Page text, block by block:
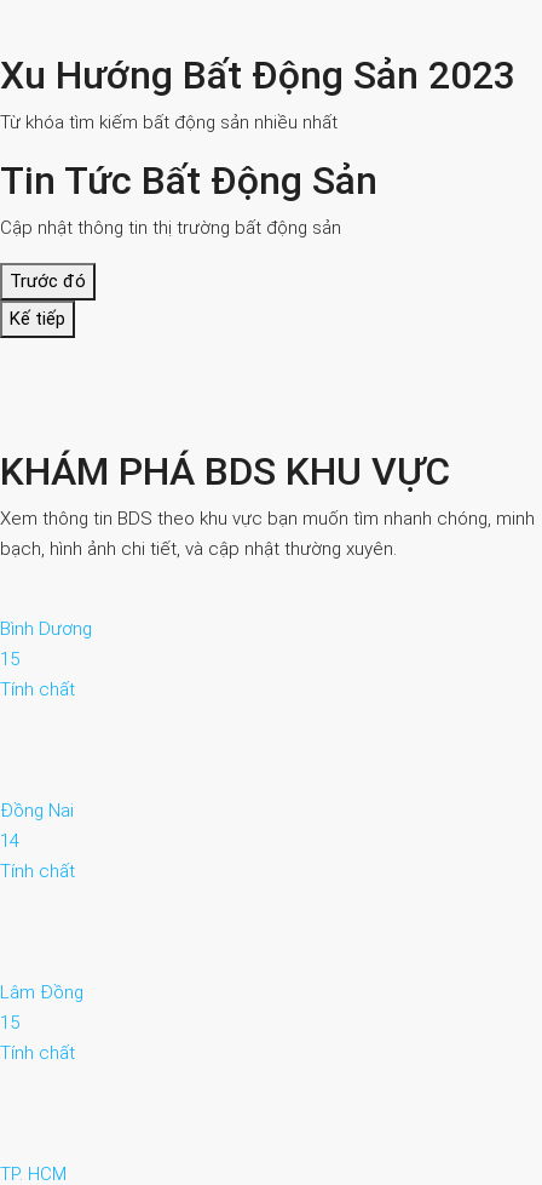
Xu Hướng Bất Động Sản 2023
Từ khóa tìm kiếm bất động sản nhiều nhất
Tin Tức Bất Động Sản
Cập nhật thông tin thị trường bất động sản
Trước đó
Kế tiếp
KHÁM PHÁ BDS KHU VỰC
Xem thông tin BDS theo khu vực bạn muốn tìm nhanh chóng, minh
bạch, hình ảnh chi tiết, và cập nhật thường xuyên.
Bình Dương
15
Tính chất
Đồng Nai
14
Tính chất
Lâm Đồng
15
Tính chất
TP. HCM